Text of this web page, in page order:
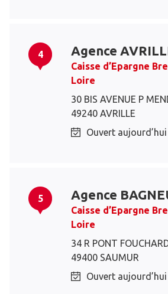
4 Agence
Caisse d’Epargne
Loire
30 BIS AVENUE P
49240 AVRILLE
Ouvert aujourd’hui
5 Agence
Caisse d’Epargne
Loire
34 R PONT
49400 SAUMUR
Ouvert aujourd’hui